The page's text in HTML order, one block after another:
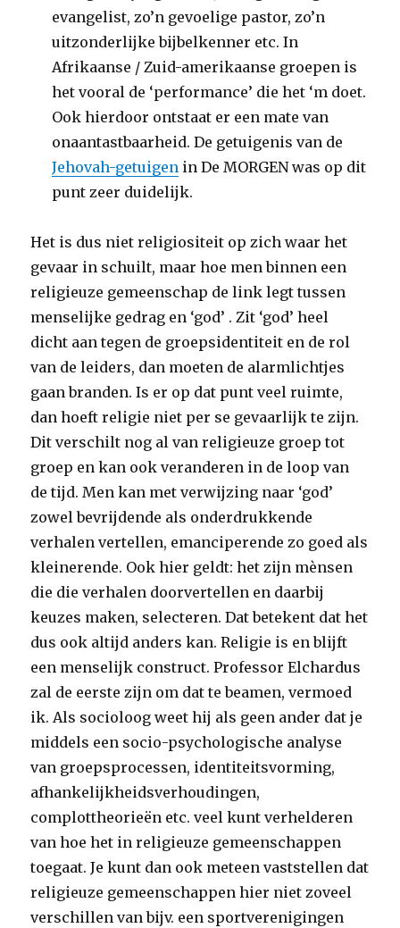
evangelist, zo’n gevoelige pastor, zo’n
uitzonderlijke bijbelkenner etc. In
Afrikaanse / Zuid-amerikaanse groepen is
het vooral de ‘performance’ die het ‘m doet.
Ook hierdoor ontstaat er een mate van
onaantastbaarheid. De getuigenis van de
Jehovah-getuigen in De MORGEN was op dit
punt zeer duidelijk.
Het is dus niet religiositeit op zich waar het
gevaar in schuilt, maar hoe men binnen een
religieuze gemeenschap de link legt tussen
menselijke gedrag en ‘god’ . Zit ‘god’ heel
dicht aan tegen de groepsidentiteit en de rol
van de leiders, dan moeten de alarmlichtjes
gaan branden. Is er op dat punt veel ruimte,
dan hoeft religie niet per se gevaarlijk te zijn.
Dit verschilt nog al van religieuze groep tot
groep en kan ook veranderen in de loop van
de tijd. Men kan met verwijzing naar ‘god’
zowel bevrijdende als onderdrukkende
verhalen vertellen, emanciperende zo goed als
kleinerende. Ook hier geldt: het zijn mènsen
die die verhalen doorvertellen en daarbij
keuzes maken, selecteren. Dat betekent dat het
dus ook altijd anders kan. Religie is en blijft
een menselijk construct. Professor Elchardus
zal de eerste zijn om dat te beamen, vermoed
ik. Als socioloog weet hij als geen ander dat je
middels een socio-psychologische analyse
van groepsprocessen, identiteitsvorming,
afhankelijkheidsverhoudingen,
complottheorieën etc. veel kunt verhelderen
van hoe het in religieuze gemeenschappen
toegaat. Je kunt dan ook meteen vaststellen dat
religieuze gemeenschappen hier niet zoveel
verschillen van bijv. een sportverenigingen